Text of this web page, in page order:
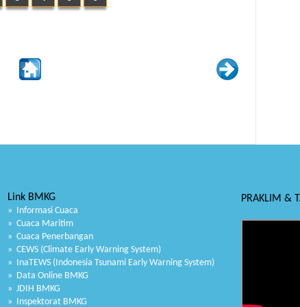
Link BMKG
» Informasi Cuaca
» Cuaca Maritim
» Cuaca Penerbangan
» CEWS (Climate Early Warning System)
» InaTEWS (Indonesia Tsunami Early Warning System)
» Data Online BMKG
» JDIH BMKG
» Inspektorat BMKG
PRAKLIM &